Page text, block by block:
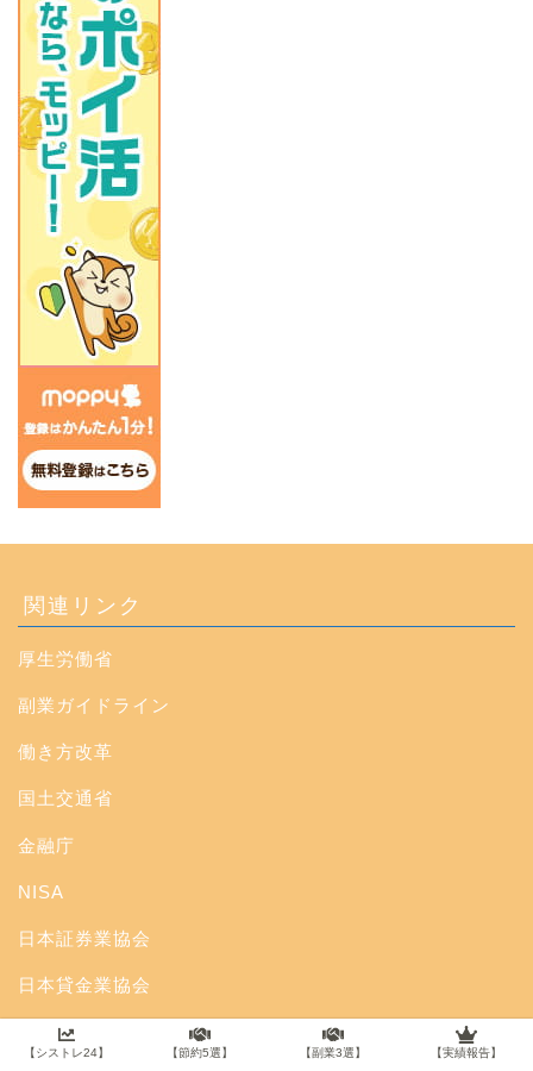
関連リンク
厚生労働省
副業ガイドライン
働き方改革
国土交通省
金融庁
NISA
日本証券業協会
日本貸金業協会
投資信託協会
【シストレ24】 【節約5選】 【副業3選】 【実績報告】